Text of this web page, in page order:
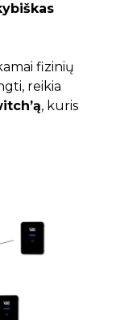
fizinių
reikia
, kuris